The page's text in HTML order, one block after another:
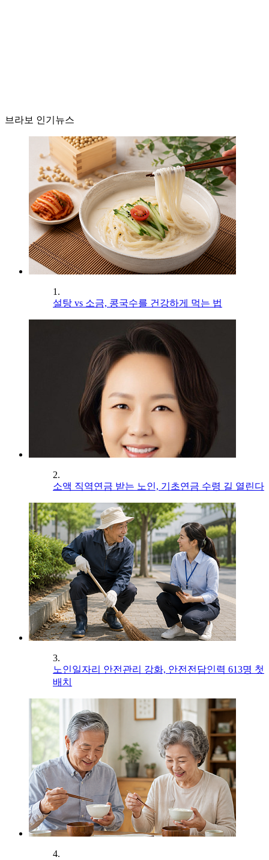
브라보 인기뉴스
1.
설탕 vs 소금, 콩국수를 건강하게 먹는 법
2.
소액 직역연금 받는 노인, 기초연금 수령 길 열린다
3.
노인일자리 안전관리 강화, 안전전담인력 613명 첫
배치
4.